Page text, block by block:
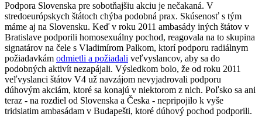
Podpora Slovenska pre sobotňajšiu akciu je nečakaná. V
stredoeurópskych štátoch chýba podobná prax. Skúsenosť s tým
máme aj na Slovensku. Keď v roku 2011 ambasády iných štátov v
Bratislave podporili homosexuálny pochod, reagovala na to skupina
signatárov na čele s Vladimírom Palkom, ktorí podporu radiálnym
požiadavkám odmietli a požiadali veľvyslancov, aby sa do
podobných aktivít nezapájali. Výsledkom bolo, že od roku 2011
veľvyslanci štátov V4 už navzájom nevyjadrovali podporu
dúhovým akciám, ktoré sa konajú v niektorom z nich. Poľsko sa ani
teraz - na rozdiel od Slovenska a Česka - nepripojilo k vyše
tridsiatim ambasádam v Budapešti, ktoré dúhový pochod podporili.